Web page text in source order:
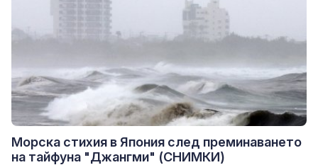
Морска стихия в Япония след преминаването
на тайфуна "Джангми" (СНИМКИ)